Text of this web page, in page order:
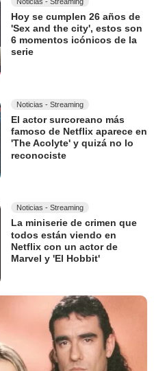
Hoy se cumplen 26 años de
'Sex and the city', estos son
6 momentos icónicos de la
serie
Noticias - Streaming
El actor surcoreano más
famoso de Netflix aparece en
'The Acolyte' y quizá no lo
reconociste
Noticias - Streaming
La miniserie de crimen que
todos están viendo en
Netflix con un actor de
Marvel y 'El Hobbit'